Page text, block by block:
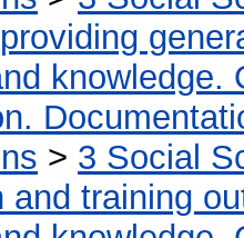
knowledge.
> 3 Social
and training